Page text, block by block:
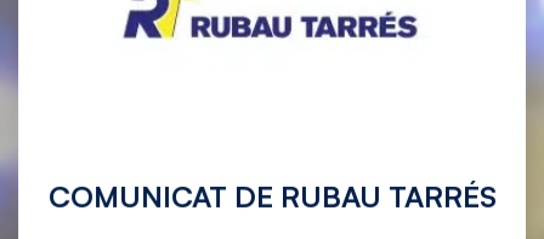
COMUNICAT DE RUBAU TARRÉS